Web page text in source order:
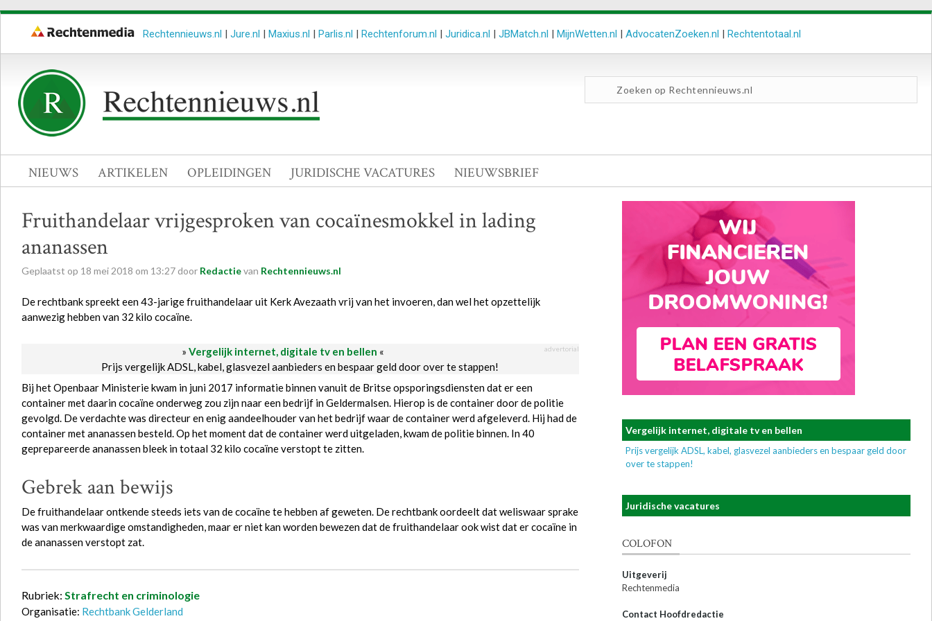
Rechtennieuws.nl | Jure.nl | Maxius.nl | Parlis.nl | Rechtenforum.nl | Juridica.nl | JBMatch.nl | MijnWetten.nl | AdvocatenZoeken.nl | Rechtentotaal.nl
NIEUWS ARTIKELEN OPLEIDINGEN JURIDISCHE VACATURES NIEUWSBRIEF
Fruithandelaar vrijgesproken van cocaïnesmokkel in lading
ananassen
Geplaatst op 18 mei 2018 om 13:27 door Redactievan Rechtennieuws.nl
De rechtbank spreekt een 43-jarige fruithandelaar uit Kerk Avezaath vrij van het invoeren, dan wel het opzettelijk
aanwezig hebben van 32 kilo cocaïne.
» Vergelijk internet, digitale tv en bellen « advertorial
Prijs vergelijk ADSL, kabel, glasvezel aanbieders en bespaar geld door over te stappen!
Bij het Openbaar Ministerie kwam in juni 2017 informatie binnen vanuit de Britse opsporingsdiensten dat er een
container met daarin cocaïne onderweg zou zijn naar een bedrijf in Geldermalsen. Hierop is de container door de politie
gevolgd. De verdachte was directeur en enig aandeelhouder van het bedrijf waar de container werd afgeleverd. Hij had de
container met ananassen besteld. Op het moment dat de container werd uitgeladen, kwam de politie binnen. In 40
geprepareerde ananassen bleek in totaal 32 kilo cocaïne verstopt te zitten.
Gebrek aan bewijs
De fruithandelaar ontkende steeds iets van de cocaïne te hebben af geweten. De rechtbank oordeelt dat weliswaar sprake
was van merkwaardige omstandigheden, maar er niet kan worden bewezen dat de fruithandelaar ook wist dat er cocaïne in
de ananassen verstopt zat.
Rubriek: Strafrecht en criminologie
Organisatie: Rechtbank Gelderland
Vergelijk internet, digitale tv en bellen
Prijs vergelijk ADSL, kabel, glasvezel aanbieders en bespaar geld door
over te stappen!
Juridische vacatures
COLOFON
Uitgeverij
Rechtenmedia
Contact Hoofdredactie